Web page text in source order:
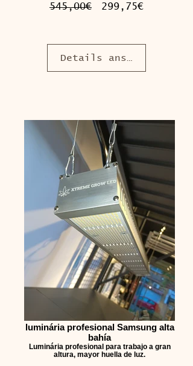
545,00€ Standardpreis
299,75€Sale-
Details ansehen
luminária profesional Samsung alta
bahía
Luminária profesional para trabajo a gran
altura, mayor huella de luz.